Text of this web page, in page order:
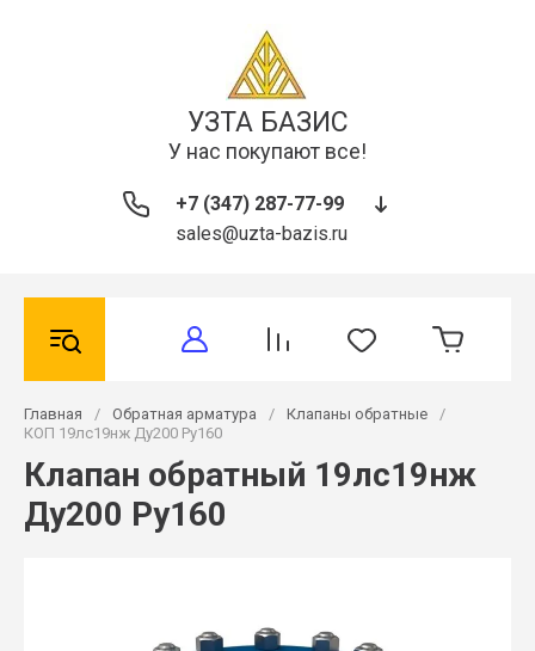
УЗТА БАЗИС
У нас покупают все!
+7 (347) 287-77-99
sales@uzta-bazis.ru
Главная / Обратная арматура / Клапаны обратные
/
КОП 19лс19нж Ду200 Ру160
Клапан обратный 19лс19нж
Ду200 Ру160